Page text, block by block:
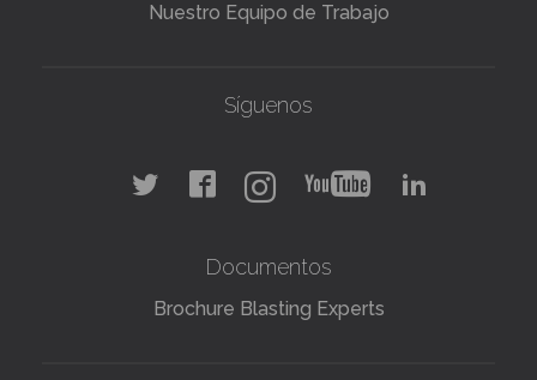
Nuestro Equipo de Trabajo
Síguenos
Documentos
Brochure Blasting Experts